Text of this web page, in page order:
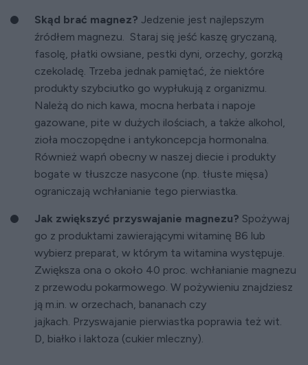
Skąd brać magnez? Jedzenie jest najlepszym
źródłem magnezu. Staraj się jeść kaszę gryczaną,
fasolę, płatki owsiane, pestki dyni, orzechy, gorzką
czekoladę. Trzeba jednak pamiętać, że niektóre
produkty szybciutko go wypłukują z organizmu.
Należą do nich kawa, mocna herbata i napoje
gazowane, pite w dużych ilościach, a także alkohol,
zioła moczopędne i antykoncepcja hormonalna.
Również wapń obecny w naszej diecie i produkty
bogate w tłuszcze nasycone (np. tłuste mięsa)
ograniczają wchłanianie tego pierwiastka.
Jak zwiększyć przyswajanie magnezu? Spożywaj
go z produktami zawierającymi witaminę B6 lub
wybierz preparat, w którym ta witamina występuje.
Zwiększa ona o około 40 proc. wchłanianie magnezu
z przewodu pokarmowego. W pożywieniu znajdziesz
ją m.in. w orzechach, bananach czy
jajkach. Przyswajanie pierwiastka poprawia też wit.
D, białko i laktoza (cukier mleczny).